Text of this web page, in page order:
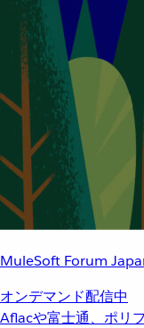
MuleSoft Forum
オンデマンド配信中
Aflacや富士通、ポリ